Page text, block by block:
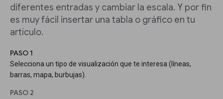
diferentes entradas y cambiar la escala. Y por fin
es muy fácil insertar una tabla o gráfico en tu
artículo.
PASO 1
Selecciona un tipo de visualización que te interesa (líneas,
barras, mapa, burbujas).
PASO 2